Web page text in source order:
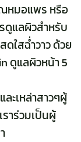
หมอแพร หรือ
ดูแลผิวสำหรับ
ใสฉ่ำวาว ด้วย
ดูแลผิวหน้า 5
ะเหล่าสาวๆผู้
าร่วมเป็นผู้